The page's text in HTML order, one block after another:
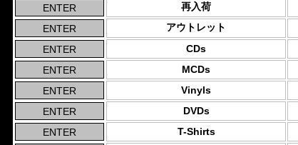
再入荷
アウトレット
CDs
MCDs
Vinyls
DVDs
T-Shirts